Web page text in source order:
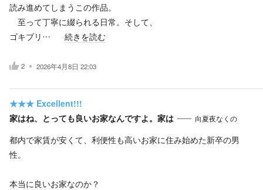
読み進めてしまうこの作品。
至って丁寧に綴られる日常。そして、
ゴキブリ…
続きを読む
2 2026年4月8日 22:03
★★★ Excellent!!!
家はね、とっても良いお家なんですよ。家は
向夏夜なくの
都内で家賃が安くて、利便性も高いお家に住み始めた新卒の男
性。
本当に良いお家なのか？